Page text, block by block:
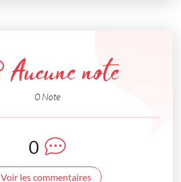
Aucune note
0 Note
0
Voir les commentaires